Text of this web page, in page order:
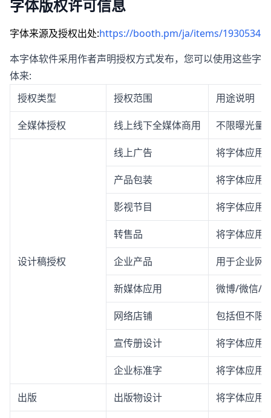
字体版权许可信息
字体来源及授权出处:https://booth.pm/ja/items/1930534
本字体软件采用作者声明授权方式发布，您可以使用这些字
体来:
授权类型
授权范围 用途说明
全媒体授权 线上线下全媒体商用 不限曝光量
设计稿授权
线上广告 将字体应用
产品包装 将字体应用
影视节目 将字体应用
转售品 将字体应用
企业产品 用于企业网
新媒体应用 微博/微信/
网络店铺 包括但不限
宣传册设计 将字体应用
企业标准字 将字体应用
出版 出版物设计 将字体应用